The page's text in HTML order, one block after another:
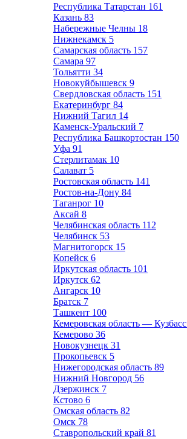
Республика Татарстан 161
Казань 83
Набережные Челны 18
Нижнекамск 5
Самарская область 157
Самара 97
Тольятти 34
Новокуйбышевск 9
Свердловская область 151
Екатеринбург 84
Нижний Тагил 14
Каменск-Уральский 7
Республика Башкортостан 150
Уфа 91
Стерлитамак 10
Салават 5
Ростовская область 141
Ростов-на-Дону 84
Таганрог 10
Аксай 8
Челябинская область 112
Челябинск 53
Магнитогорск 15
Копейск 6
Иркутская область 101
Иркутск 62
Ангарск 10
Братск 7
Ташкент 100
Кемеровская область — Кузбасс
Кемерово 36
Новокузнецк 31
Прокопьевск 5
Нижегородская область 89
Нижний Новгород 56
Дзержинск 7
Кстово 6
Омская область 82
Омск 78
Ставропольский край 81